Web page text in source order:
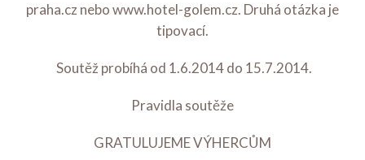
praha.cz nebo www.hotel-golem.cz. Druhá otázka je
tipovací.
Soutěž probíhá od 1.6.2014 do 15.7.2014.
Pravidla soutěže
GRATULUJEME VÝHERCŮM